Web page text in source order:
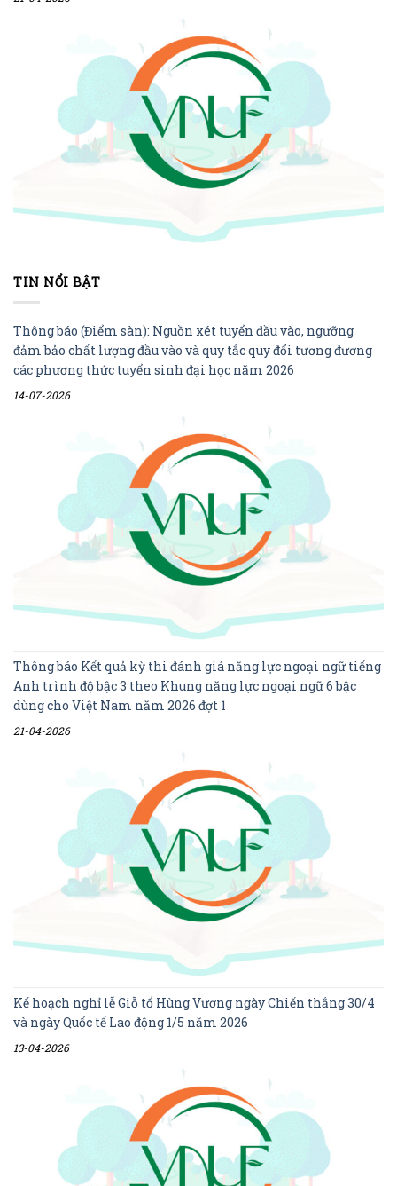
TIN NỔI BẬT
Thông báo (Điểm sàn): Nguồn xét tuyển đầu vào, ngưỡng
đảm bảo chất lượng đầu vào và quy tắc quy đổi tương đương
các phương thức tuyển sinh đại học năm 2026
14-07-2026
Thông báo Kết quả kỳ thi đánh giá năng lực ngoại ngữ tiếng
Anh trình độ bậc 3 theo Khung năng lực ngoại ngữ 6 bậc
dùng cho Việt Nam năm 2026 đợt 1
21-04-2026
Kế hoạch nghỉ lễ Giỗ tổ Hùng Vương ngày Chiến thắng 30/4
và ngày Quốc tế Lao động 1/5 năm 2026
13-04-2026